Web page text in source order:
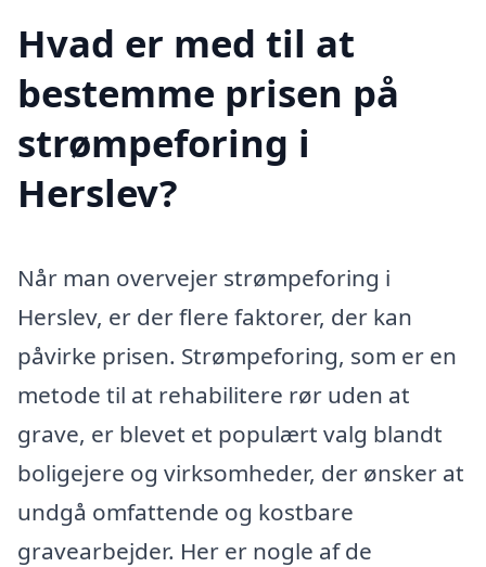
Hvad er med til at
bestemme prisen på
strømpeforing i
Herslev?
Når man overvejer strømpeforing i
Herslev, er der flere faktorer, der kan
påvirke prisen. Strømpeforing, som er en
metode til at rehabilitere rør uden at
grave, er blevet et populært valg blandt
boligejere og virksomheder, der ønsker at
undgå omfattende og kostbare
gravearbejder. Her er nogle af de